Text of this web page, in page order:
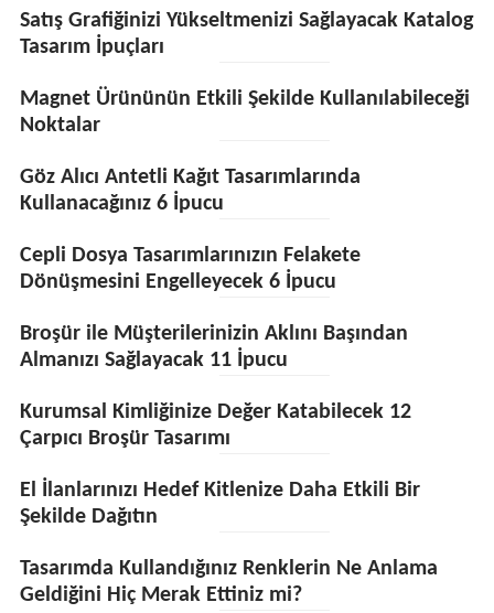
Satış Grafiğinizi Yükseltmenizi Sağlayacak Katalog
Tasarım İpuçları
Magnet Ürününün Etkili Şekilde Kullanılabileceği
Noktalar
Göz Alıcı Antetli Kağıt Tasarımlarında
Kullanacağınız 6 İpucu
Cepli Dosya Tasarımlarınızın Felakete
Dönüşmesini Engelleyecek 6 İpucu
Broşür ile Müşterilerinizin Aklını Başından
Almanızı Sağlayacak 11 İpucu
Kurumsal Kimliğinize Değer Katabilecek 12
Çarpıcı Broşür Tasarımı
El İlanlarınızı Hedef Kitlenize Daha Etkili Bir
Şekilde Dağıtın
Tasarımda Kullandığınız Renklerin Ne Anlama
Geldiğini Hiç Merak Ettiniz mi?